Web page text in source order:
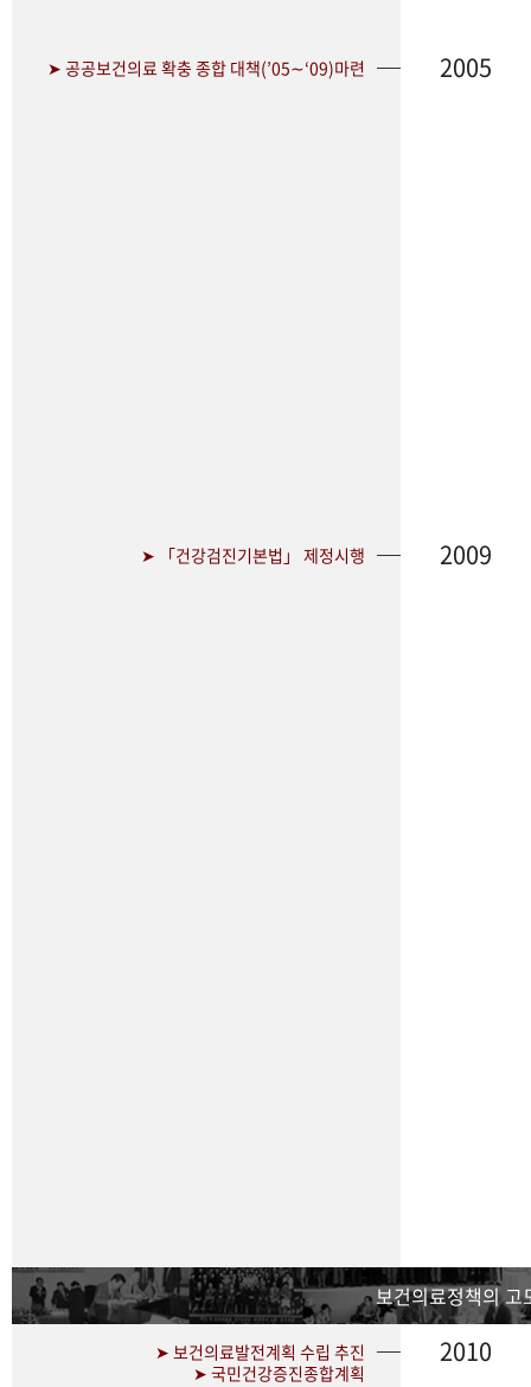
➤ 공공보건의료 확충 종합 대책(’05∼‘09)마련 2005
➤ 「건강검진기본법」 제정시행 2009
보건의료정책의 고
➤ 보건의료발전계획 수립 추진
➤ 국민건강증진종합계획
2010